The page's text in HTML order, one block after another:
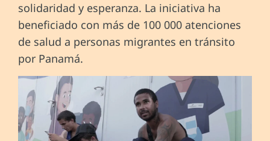
solidaridad y esperanza. La iniciativa ha
beneficiado con más de 100 000 atenciones
de salud a personas migrantes en tránsito
por Panamá.